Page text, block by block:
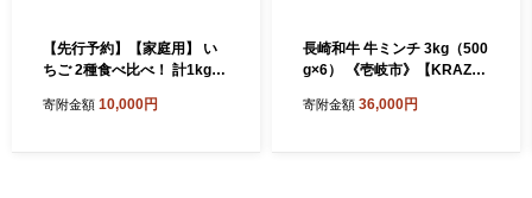
【先行予約】【家庭用】 い
ちご 2種食べ比べ！ 計1kg
027年2月以降順次発送】
寄附金額 10,000円
長崎和牛 牛ミンチ 3kg（500
g×6） 《壱岐市》【KRAZY
ンチ 牛ミンチ ひき肉 挽肉 挽
寄附金額 36,000円